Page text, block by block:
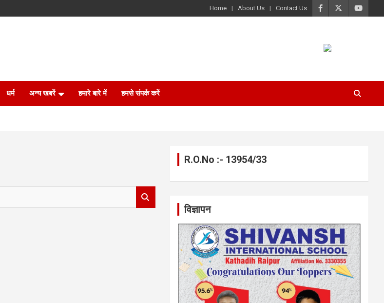
Home About Us Contact Us
धर्म अन्य खबरें हमारे बारे में हमसे संपर्क करें
R.O.No :- 13954/33
विज्ञापन